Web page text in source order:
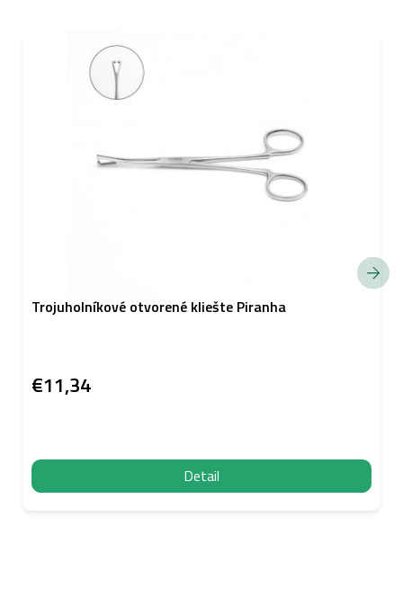
Trojuholníkové otvorené kliešte Piranha
€11,34
Detail